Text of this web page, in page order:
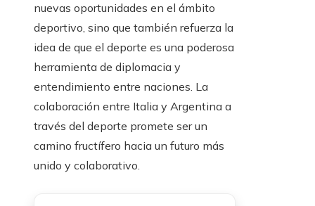
nuevas oportunidades en el ámbito
deportivo, sino que también refuerza la
idea de que el deporte es una poderosa
herramienta de diplomacia y
entendimiento entre naciones. La
colaboración entre Italia y Argentina a
través del deporte promete ser un
camino fructífero hacia un futuro más
unido y colaborativo.